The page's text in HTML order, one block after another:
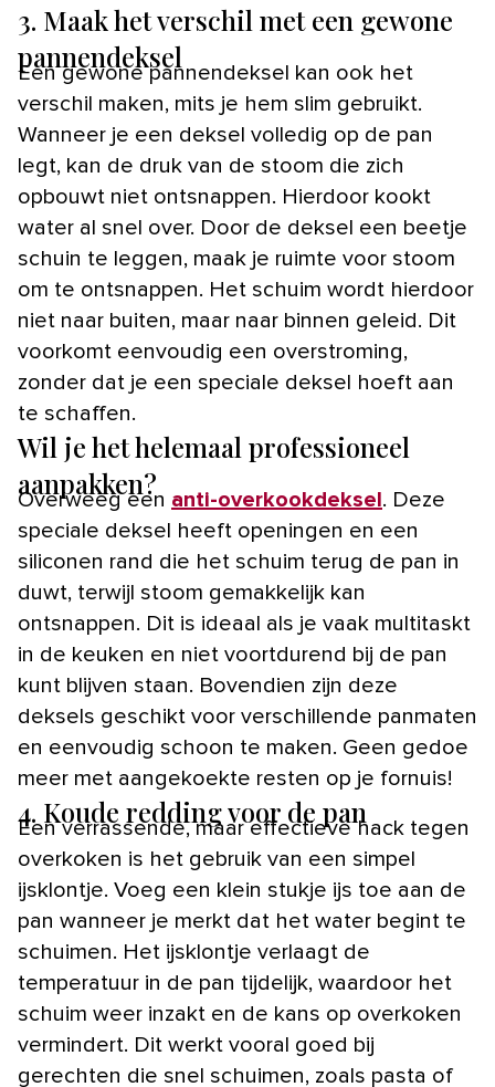
3. Maak het verschil met een gewone
pannendeksel
Een gewone pannendeksel kan ook het
verschil maken, mits je hem slim gebruikt.
Wanneer je een deksel volledig op de pan
legt, kan de druk van de stoom die zich
opbouwt niet ontsnappen. Hierdoor kookt
water al snel over. Door de deksel een beetje
schuin te leggen, maak je ruimte voor stoom
om te ontsnappen. Het schuim wordt hierdoor
niet naar buiten, maar naar binnen geleid. Dit
voorkomt eenvoudig een overstroming,
zonder dat je een speciale deksel hoeft aan
te schaffen.
Wil je het helemaal professioneel
aanpakken?
Overweeg een anti-overkookdeksel. Deze
speciale deksel heeft openingen en een
siliconen rand die het schuim terug de pan in
duwt, terwijl stoom gemakkelijk kan
ontsnappen. Dit is ideaal als je vaak multitaskt
in de keuken en niet voortdurend bij de pan
kunt blijven staan. Bovendien zijn deze
deksels geschikt voor verschillende panmaten
en eenvoudig schoon te maken. Geen gedoe
meer met aangekoekte resten op je fornuis!
4. Koude redding voor de pan
Een verrassende, maar effectieve hack tegen
overkoken is het gebruik van een simpel
ijsklontje. Voeg een klein stukje ijs toe aan de
pan wanneer je merkt dat het water begint te
schuimen. Het ijsklontje verlaagt de
temperatuur in de pan tijdelijk, waardoor het
schuim weer inzakt en de kans op overkoken
vermindert. Dit werkt vooral goed bij
gerechten die snel schuimen, zoals pasta of